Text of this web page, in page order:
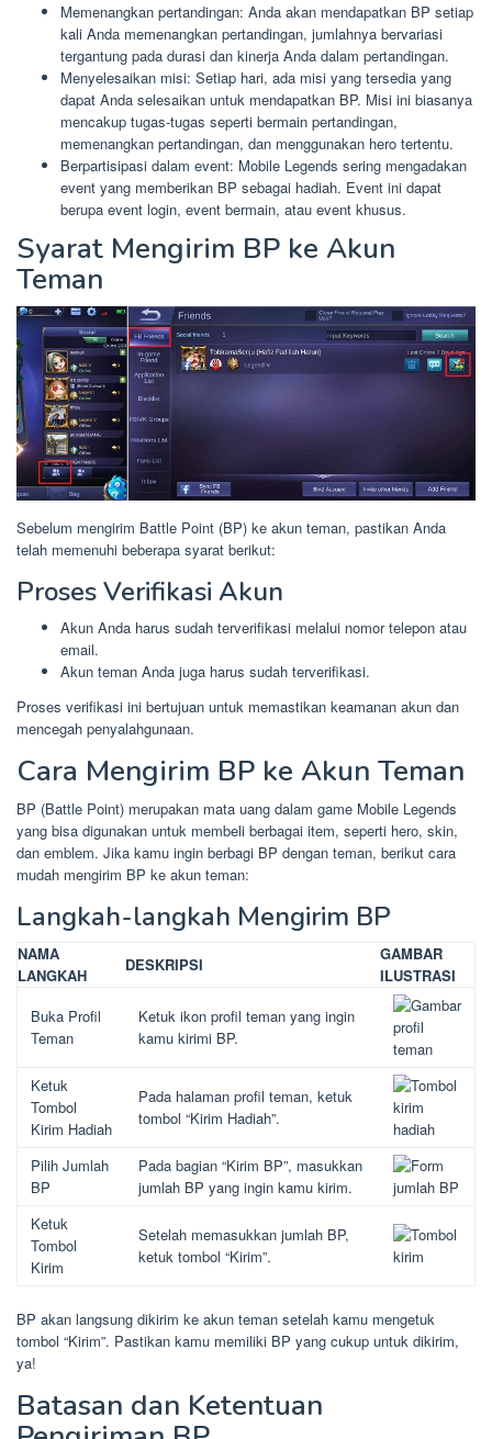
Memenangkan pertandingan: Anda akan mendapatkan BP setiap
kali Anda memenangkan pertandingan, jumlahnya bervariasi
tergantung pada durasi dan kinerja Anda dalam pertandingan.
Menyelesaikan misi: Setiap hari, ada misi yang tersedia yang
dapat Anda selesaikan untuk mendapatkan BP. Misi ini biasanya
mencakup tugas-tugas seperti bermain pertandingan,
memenangkan pertandingan, dan menggunakan hero tertentu.
Berpartisipasi dalam event: Mobile Legends sering mengadakan
event yang memberikan BP sebagai hadiah. Event ini dapat
berupa event login, event bermain, atau event khusus.
Syarat Mengirim BP ke Akun
Teman
Sebelum mengirim Battle Point (BP) ke akun teman, pastikan Anda
telah memenuhi beberapa syarat berikut:
Proses Verifikasi Akun
Akun Anda harus sudah terverifikasi melalui nomor telepon atau
email.
Akun teman Anda juga harus sudah terverifikasi.
Proses verifikasi ini bertujuan untuk memastikan keamanan akun dan
mencegah penyalahgunaan.
Cara Mengirim BP ke Akun Teman
BP (Battle Point) merupakan mata uang dalam game Mobile Legends
yang bisa digunakan untuk membeli berbagai item, seperti hero, skin,
dan emblem. Jika kamu ingin berbagi BP dengan teman, berikut cara
mudah mengirim BP ke akun teman:
Langkah-langkah Mengirim BP
NAMA
LANGKAH
DESKRIPSI
GAMBAR
ILUSTRASI
Buka Profil
Teman
Ketuk ikon profil teman yang ingin
kamu kirimi BP.
Ketuk
Tombol
Kirim Hadiah
Pada halaman profil teman, ketuk
tombol “Kirim Hadiah”.
Pilih Jumlah
BP
Pada bagian “Kirim BP”, masukkan
jumlah BP yang ingin kamu kirim.
Ketuk
Tombol
Kirim
Setelah memasukkan jumlah BP,
ketuk tombol “Kirim”.
BP akan langsung dikirim ke akun teman setelah kamu mengetuk
tombol “Kirim”. Pastikan kamu memiliki BP yang cukup untuk dikirim,
ya!
Batasan dan Ketentuan